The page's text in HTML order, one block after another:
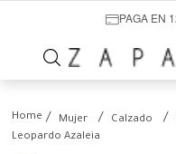
PAGA EN
Mujer Calzado
Leopardo Azaleia